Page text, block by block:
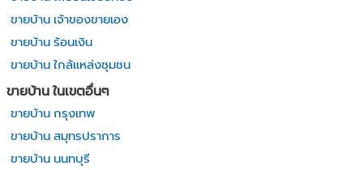
ขายบ้าน เจ้าของขายเอง
ขายบ้าน ร้อนเงิน
ขายบ้าน ใกล้แหล่งชุมชน
ขายบ้าน ในเขตอื่นๆ
ขายบ้าน กรุงเทพ
ขายบ้าน สมุทรปราการ
ขายบ้าน นนทบุรี